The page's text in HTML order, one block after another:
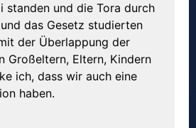
standen und die Tora durch
das Gesetz studierten
der Überlappung der
Großeltern, Eltern, Kindern
ich, dass wir auch eine
haben.